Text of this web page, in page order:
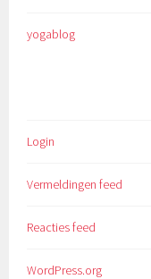
yogablog
Login
Vermeldingen feed
Reacties feed
WordPress.org